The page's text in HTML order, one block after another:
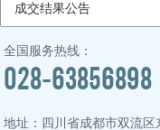
成交结果公告
全国服务热线：
028-63856898
地址：四川省成都市双流区